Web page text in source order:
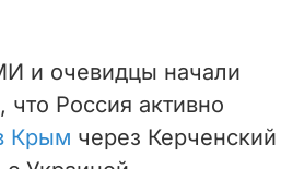
и очевидцы начали
что Россия активно
Крым через Керченский